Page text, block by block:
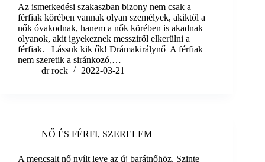
Az ismerkedési szakaszban bizony nem csak a
férfiak körében vannak olyan személyek, akiktől a
nők óvakodnak, hanem a nők körében is akadnak
olyanok, akit igyekeznek messziről elkerülni a
férfiak. Lássuk kik ők! Drámakirálynő A férfiak
nem szeretik a siránkozó,…
dr rock
2022-03-21
NŐ ÉS FÉRFI, SZERELEM
A megcsalt nő nyílt leve az új barátnőhöz. Szinte